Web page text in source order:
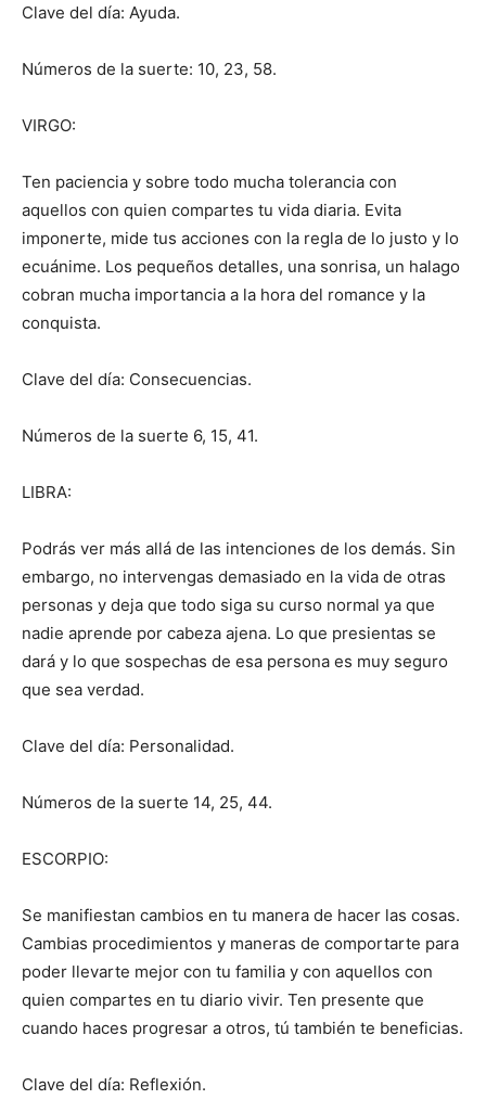
Clave del día: Ayuda.
Números de la suerte: 10, 23, 58.
VIRGO:
Ten paciencia y sobre todo mucha tolerancia con
aquellos con quien compartes tu vida diaria. Evita
imponerte, mide tus acciones con la regla de lo justo y lo
ecuánime. Los pequeños detalles, una sonrisa, un halago
cobran mucha importancia a la hora del romance y la
conquista.
Clave del día: Consecuencias.
Números de la suerte 6, 15, 41.
LIBRA:
Podrás ver más allá de las intenciones de los demás. Sin
embargo, no intervengas demasiado en la vida de otras
personas y deja que todo siga su curso normal ya que
nadie aprende por cabeza ajena. Lo que presientas se
dará y lo que sospechas de esa persona es muy seguro
que sea verdad.
Clave del día: Personalidad.
Números de la suerte 14, 25, 44.
ESCORPIO:
Se manifiestan cambios en tu manera de hacer las cosas.
Cambias procedimientos y maneras de comportarte para
poder llevarte mejor con tu familia y con aquellos con
quien compartes en tu diario vivir. Ten presente que
cuando haces progresar a otros, tú también te beneficias.
Clave del día: Reflexión.